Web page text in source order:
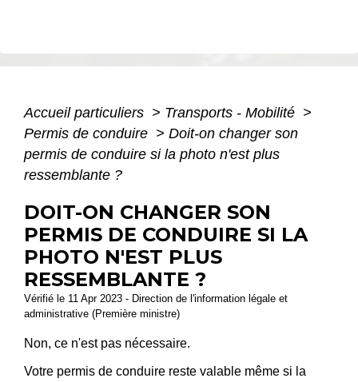
Accueil particuliers > Transports - Mobilité >
Permis de conduire > Doit-on changer son
permis de conduire si la photo n'est plus
ressemblante ?
DOIT-ON CHANGER SON
PERMIS DE CONDUIRE SI LA
PHOTO N'EST PLUS
RESSEMBLANTE ?
Vérifié le 11 Apr 2023 - Direction de l'information légale et
administrative (Première ministre)
Non, ce n'est pas nécessaire.
Votre permis de conduire reste valable même si la